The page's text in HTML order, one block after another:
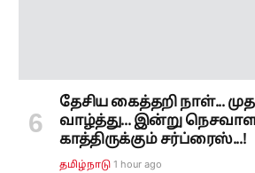
தேசிய கைத்தறி நாள்...
வாழ்த்து... இன்று
காத்திருக்கும் சர்ப்ரைஸ்...!
தமிழ்நாடு 1 hour ago